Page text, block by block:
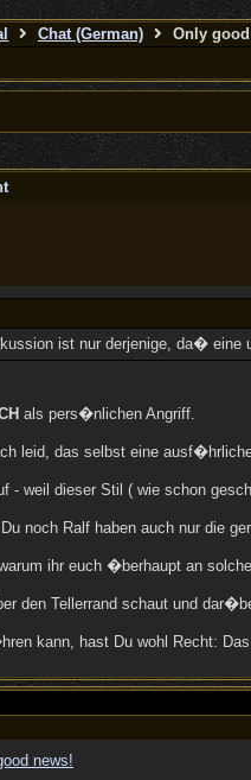
Chat (German) Only
ist nur derjenige, da�
als pers�nlichen Angriff.
leid, das selbst eine
- weil dieser Stil ( wie schon
noch Ralf haben auch nur
ihr euch �berhaupt an
den Tellerrand schaut und
kann, hast Du wohl Recht:
news!